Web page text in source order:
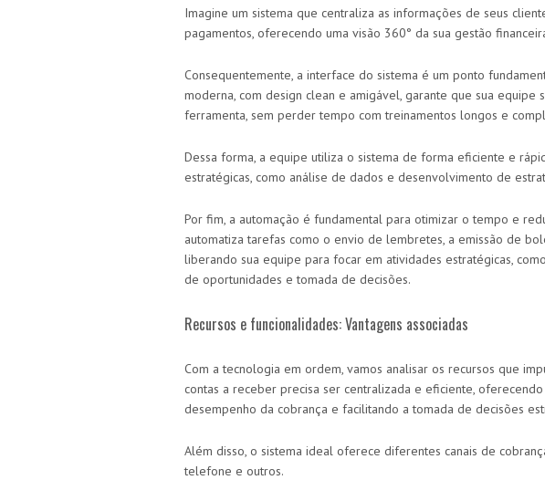
Imagine um sistema que centraliza as informações de seus
pagamentos, oferecendo uma visão 360° da sua gestão
Consequentemente, a interface do sistema é um ponto
moderna, com design clean e amigável, garante que sua equipe
ferramenta, sem perder tempo com treinamentos longos e
Dessa forma, a equipe utiliza o sistema de forma eficiente e
estratégicas, como análise de dados e desenvolvimento de
Por fim, a automação é fundamental para otimizar o tempo e
automatiza tarefas como o envio de lembretes, a emissão de
liberando sua equipe para focar em atividades estratégicas,
de oportunidades e tomada de decisões.
Recursos e funcionalidades: Vantagens associadas
Com a tecnologia em ordem, vamos analisar os recursos que
contas a receber precisa ser centralizada e eficiente,
desempenho da cobrança e facilitando a tomada de decisões
Além disso, o sistema ideal oferece diferentes canais de
telefone e outros.